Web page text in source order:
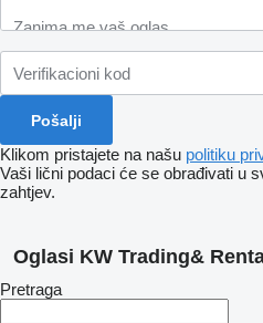
Klikom pristajete na našu politiku
Vaši lični podaci će se obrađivati ​​u
zahtjev.
Oglasi KW Trading&
Pretraga